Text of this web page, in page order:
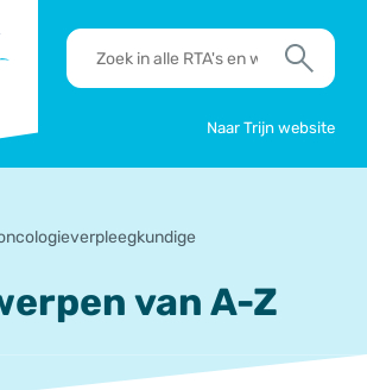
RTA's
en
Zoek
Naar Trijn website
van A-Z